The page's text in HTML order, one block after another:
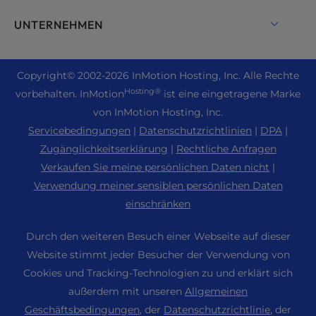
Enterprise Hosting Lösungen
Reseller Hosting
Reseller VPS
Professionelle E-Mail
WordPress Website Builder
Joomla Hosting
Laravel Hosting
Linux-Hosting
Magento Hosting
Minecraft Server Hosting
PHP-Hosting
Ubuntu Hosting
WooCommerce
Live Chat
+44 2045 763722
Premier-Support
Support Center
Ressourcen
Unterstützung der Gemeinschaft
Managed Hosting
Website-Migrationen
UNTERNEHMEN
Über uns
Standorte der Rechenzentren
Rechenzentrum Los Angeles
Rechenzentrum Ashburn
Presse
Blog
Partnerprogramm
Agenturpartner-Programm
Freundschaftswerbung
Copyright© 2002-2026 InMotion Hosting, Inc. Alle Rechte
vorbehalten. InMotionHosting® ist eine eingetragene Marke
von InMotion Hosting, Inc.
Servicebedingungen | Datenschutzrichtlinien | DPA |
Zugänglichkeitserklärung | Rechtliche Anfragen
Verkaufen Sie meine persönlichen Daten nicht |
Verwendung meiner sensiblen persönlichen Daten
einschränken
Durch den weiteren Besuch einer Webseite auf dieser
Website stimmt jeder Besucher der Verwendung von
Cookies und Tracking-Technologien zu und erklärt sich
außerdem mit unseren Allgemeinen
Geschäftsbedingungen, der Datenschutzrichtlinie, der